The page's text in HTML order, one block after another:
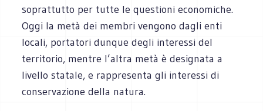
soprattutto per tutte le questioni economiche.
Oggi la metà dei membri vengono dagli enti
locali, portatori dunque degli interessi del
territorio, mentre l’altra metà è designata a
livello statale, e rappresenta gli interessi di
conservazione della natura.